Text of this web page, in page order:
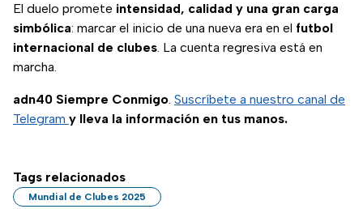
El duelo promete intensidad, calidad y una gran carga
simbólica: marcar el inicio de una nueva era en el futbol
internacional de clubes. La cuenta regresiva está en
marcha.
adn40 Siempre Conmigo. Suscríbete a nuestro canal de
Telegram y lleva la información en tus manos.
Tags relacionados
Mundial de Clubes 2025